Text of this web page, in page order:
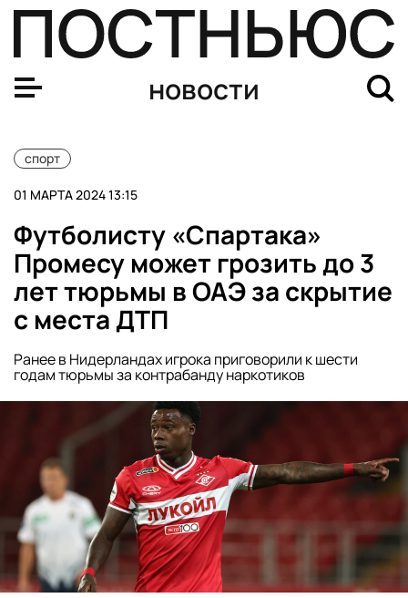
новости
спорт
01 МАРТА 2024 13:15
Футболисту «Спартака»
Промесу может грозить до 3
лет тюрьмы в ОАЭ за скрытие
с места ДТП
Ранее в Нидерландах игрока приговорили к шести
годам тюрьмы за контрабанду наркотиков
Американскому боксеру Кевину Джонсону подарили